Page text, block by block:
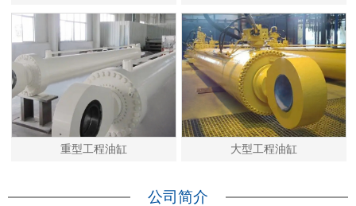
重型工程油缸 大型工程油缸
公司简介